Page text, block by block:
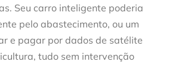
Seu carro inteligente poderia
pelo abastecimento, ou um
e pagar por dados de satélite
tudo sem intervenção